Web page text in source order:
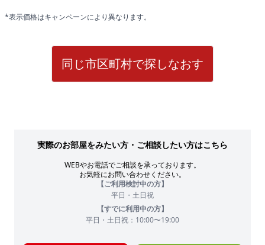
*表示価格はキャンペーンにより異なります。
同じ市区町村で探しなおす
実際のお部屋をみたい方・ご相談したい方はこちら
WEBやお電話でご相談を承っております。
お気軽にお問い合わせください。
【ご利用検討中の方】
平日・土日祝
【すでに利用中の方】
平日・土日祝：10:00〜19:00